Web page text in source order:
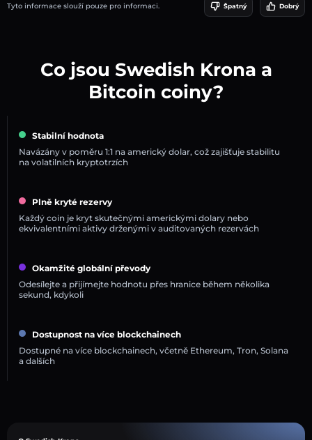
Tyto informace slouží pouze pro informaci. Špatný Dobrý
Co jsou Swedish Krona a
Bitcoin coiny?
Stabilní hodnota
Navázány v poměru 1:1 na americký dolar, což zajišťuje stabilitu
na volatilních kryptotrzích
Plně kryté rezervy
Každý coin je kryt skutečnými americkými dolary nebo
ekvivalentními aktivy drženými v auditovaných rezervách
Okamžité globální převody
Odesílejte a přijímejte hodnotu přes hranice během několika
sekund, kdykoli
Dostupnost na více blockchainech
Dostupné na více blockchainech, včetně Ethereum, Tron, Solana
a dalších